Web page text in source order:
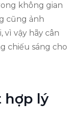
không gian
cũng ảnh
vì vậy hãy cân
chiếu sáng cho
hợp lý